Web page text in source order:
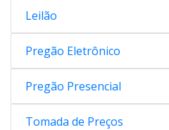
Leilão
Pregão Eletrônico
Pregão Presencial
Tomada de Preços